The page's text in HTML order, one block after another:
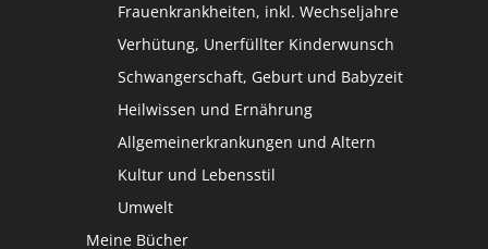
Frauenkrankheiten, inkl. Wechseljahre
Verhütung, Unerfüllter Kinderwunsch
Schwangerschaft, Geburt und Babyzeit
Heilwissen und Ernährung
Allgemeinerkrankungen und Altern
Kultur und Lebensstil
Umwelt
Meine Bücher